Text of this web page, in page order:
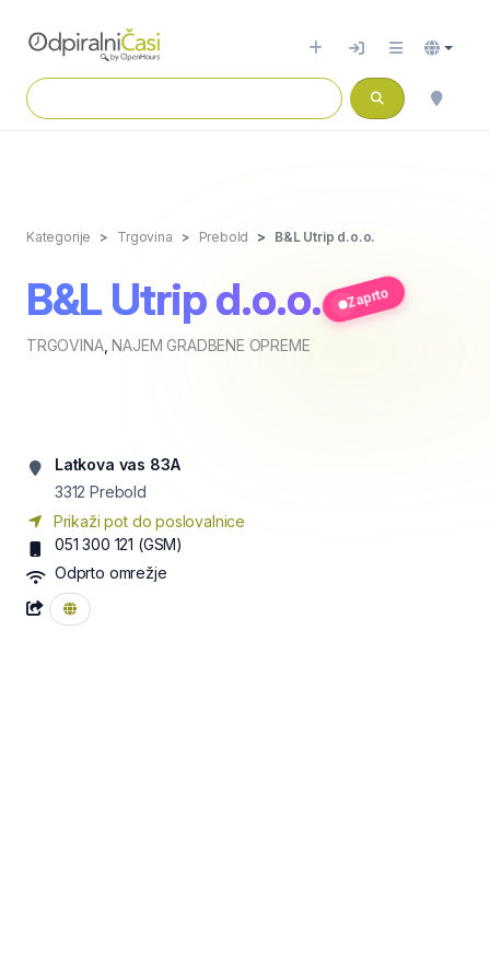
Kategorije Trgovina Prebold B&L Utrip d.o.o.
B&L Utrip d.o.o.
TRGOVINA,NAJEM GRADBENE OPREME
Zaprto
Latkova vas 83A
3312 Prebold
Prikaži pot do poslovalnice
051 300 121 (GSM)
Odprto omrežje